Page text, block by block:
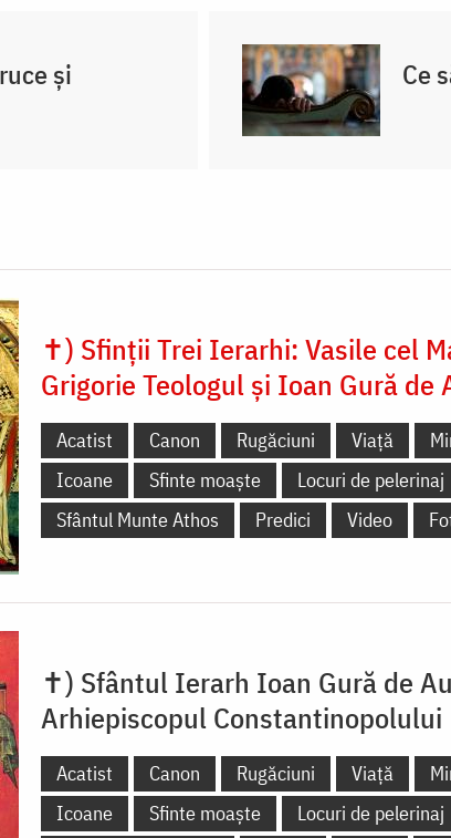
și Ce
✝) Sfinții Trei Ierarhi: Vasile cel
Grigorie Teologul și Ioan Gură de
Acatist Canon Rugăciuni Viață
Icoane
Sfinte moaște
Locuri de pelerinaj
Sfântul Munte Athos
Predici Video
✝) Sfântul Ierarh Ioan Gură de
Arhiepiscopul Constantinopolului
Acatist Canon Rugăciuni Viață
Icoane
Sfinte moaște
Locuri de pelerinaj